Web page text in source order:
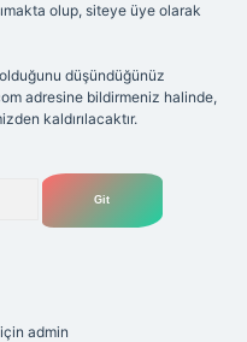
olup, siteye üye olarak
düşündüğünüz
adresine bildirmeniz halinde,
kaldırılacaktır.
için admin